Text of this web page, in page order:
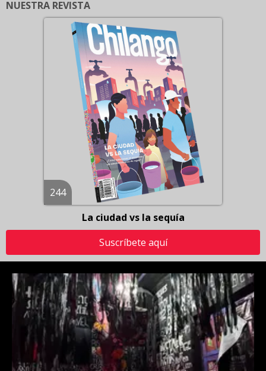
NUESTRA REVISTA
244
La ciudad vs la sequía
Suscríbete aquí